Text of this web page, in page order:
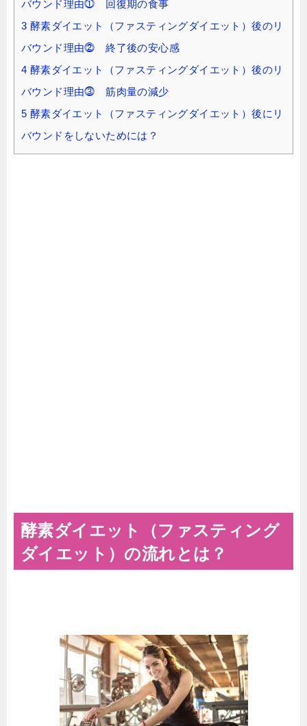
バウンド理由⓵ 回復期の食事
3 酵素ダイエット（ファスティングダイエット）後のリ
バウンド理由⓶ 終了後の安心感
4 酵素ダイエット（ファスティングダイエット）後のリ
バウンド理由⓷ 筋肉量の減少
5 酵素ダイエット（ファスティングダイエット）後にリ
バウンドをしないためには？
酵素ダイエット（ファスティング
ダイエット）の流れとは？